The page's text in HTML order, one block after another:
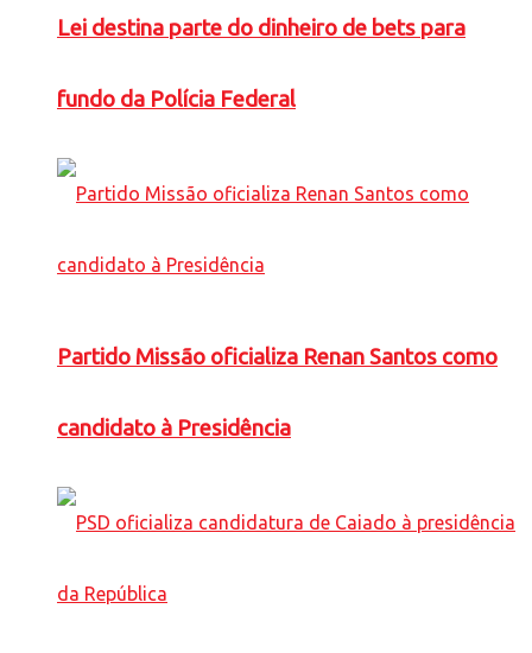
Lei destina parte do dinheiro de bets para
fundo da Polícia Federal
Partido Missão oficializa Renan Santos como
candidato à Presidência